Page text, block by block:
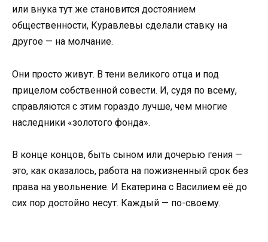
или внука тут же становится достоянием
общественности, Куравлевы сделали ставку на
другое — на молчание.
Они просто живут. В тени великого отца и под
прицелом собственной совести. И, судя по всему,
справляются с этим гораздо лучше, чем многие
наследники «золотого фонда».
В конце концов, быть сыном или дочерью гения —
это, как оказалось, работа на пожизненный срок без
права на увольнение. И Екатерина с Василием её до
сих пор достойно несут. Каждый — по-своему.